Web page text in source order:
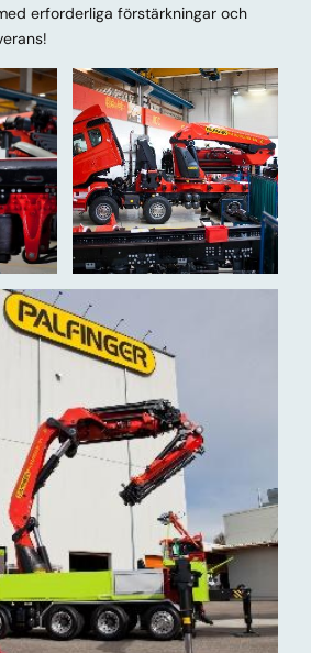
erforderliga förstärkningar och